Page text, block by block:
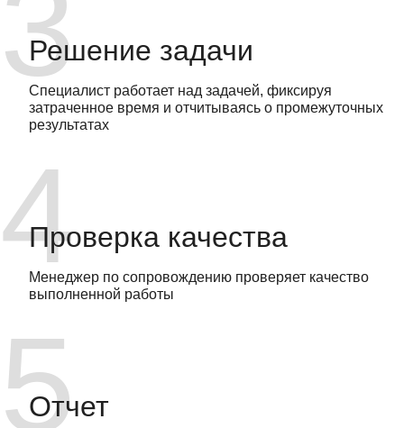
Решение задачи
Специалист работает над задачей, фиксируя
затраченное время и отчитываясь о промежуточных
результатах
Проверка качества
Менеджер по сопровождению проверяет качество
выполненной работы
Отчет